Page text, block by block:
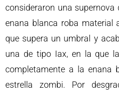
consideraron una supernova
enana blanca roba material
que supera un umbral y
una de tipo Iax, en la que
completamente a la enana
estrella zombi. Por